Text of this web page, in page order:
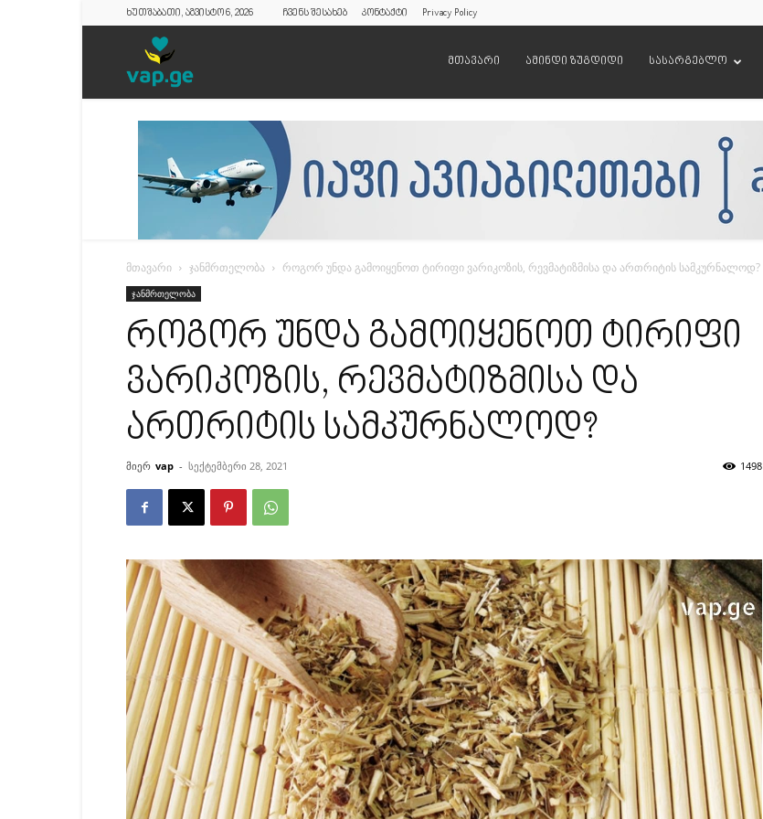
ხუთშაბათი, აგვისტო 6, 2026 ჩვენს შესახებ კონტაქტი Privacy Policy
მთავარი ამინდი ზუგდიდი სასარგებლო
მთავარი ჯანმრთელობა როგორ უნდა გამოიყენოთ ტირიფი ვარიკოზის, რევმატიზმისა და ართრიტის სამკურნალოდ?
ჯანმრთელობა
როგორ უნდა გამოიყენოთ ტირიფი
ვარიკოზის, რევმატიზმისა და
ართრიტის სამკურნალოდ?
მიერ vap - სექტემბერი 28, 2021 1498